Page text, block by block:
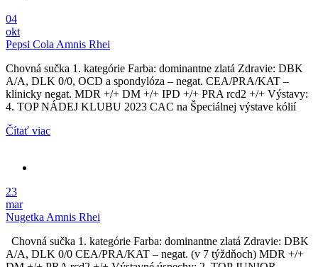
04
okt
Pepsi Cola Amnis Rhei
Chovná sučka 1. kategórie Farba: dominantne zlatá Zdravie: DBK
A/A, DLK 0/0, OCD a spondylóza – negat. CEA/PRA/KAT –
klinicky negat. MDR +/+ DM +/+ IPD +/+ PRA rcd2 +/+ Výstavy:
4. TOP NÁDEJ KLUBU 2023 CAC na Špeciálnej výstave kólií
Čítať viac
23
mar
Nugetka Amnis Rhei
Chovná sučka 1. kategórie Farba: dominantne zlatá Zdravie: DBK
A/A, DLK 0/0 CEA/PRA/KAT – negat. (v 7 týždňoch) MDR +/+